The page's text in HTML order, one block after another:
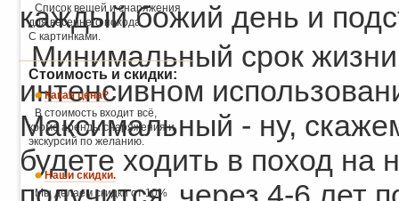
каждый божий день и
Минимальный срок
интенсивном
Максимальный - ну,
будете ходить в поход на
Список вещей и снаряжения
для весеннего похода.
С картинками.
Стоимость и скидки:
Какая цена?
В стоимость входит всё,
кроме аренды снаряжения и
экскурсий по желанию.
Наши скидки.
Мы делаем скидки от 10%